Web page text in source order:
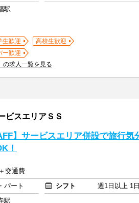
駅
生歓迎
高校生歓迎
ー歓迎
の求人一覧を見る
ビスエリアＳＳ
】サービスエリア併設で旅行気
！
交通費
パート シフト
週1日以上 1
駅